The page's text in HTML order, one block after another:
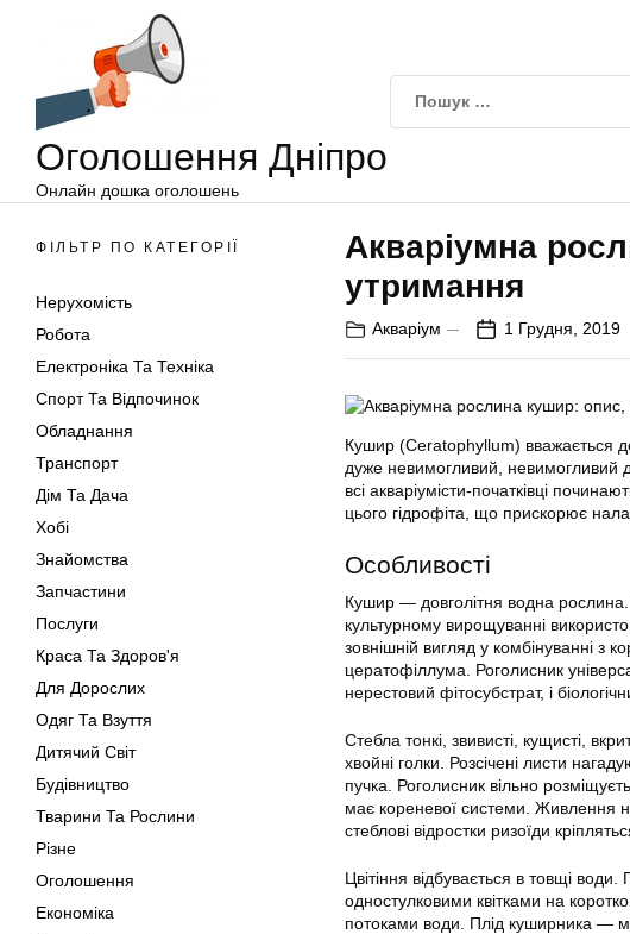
Оголошення Дніпро
Онлайн дошка оголошень
ФІЛЬТР ПО КАТЕГОРІЇ
Нерухомість
Робота
Електроніка Та Техніка
Спорт Та Відпочинок
Обладнання
Транспорт
Дім Та Дача
Хобі
Знайомства
Запчастини
Послуги
Краса Та Здоров'я
Для Дорослих
Одяг Та Взуття
Дитячий Світ
Будівництво
Тварини Та Рослини
Різне
Оголошення
Економіка
Акваріумна
утримання
Акваріум 1 Грудня, 2019
Кушир (Ceratophyllum) вважається
дуже невимогливий, невимогливий
всі акваріумісти-початківці
цього гідрофіта, що прискорює
Особливості
Кушир — довголітня водна рослина.
культурному вирощуванні
зовнішній вигляд у комбінуванні з
цератофіллума. Роголисник
нерестовий фітосубстрат, і
Стебла тонкі, звивисті, кущисті,
хвойні голки. Розсічені листи
пучка. Роголисник вільно
має кореневої системи. Живлення
стеблові відростки ризоїди
Цвітіння відбувається в товщі
одностулковими квітками на
потоками води. Плід куширника —